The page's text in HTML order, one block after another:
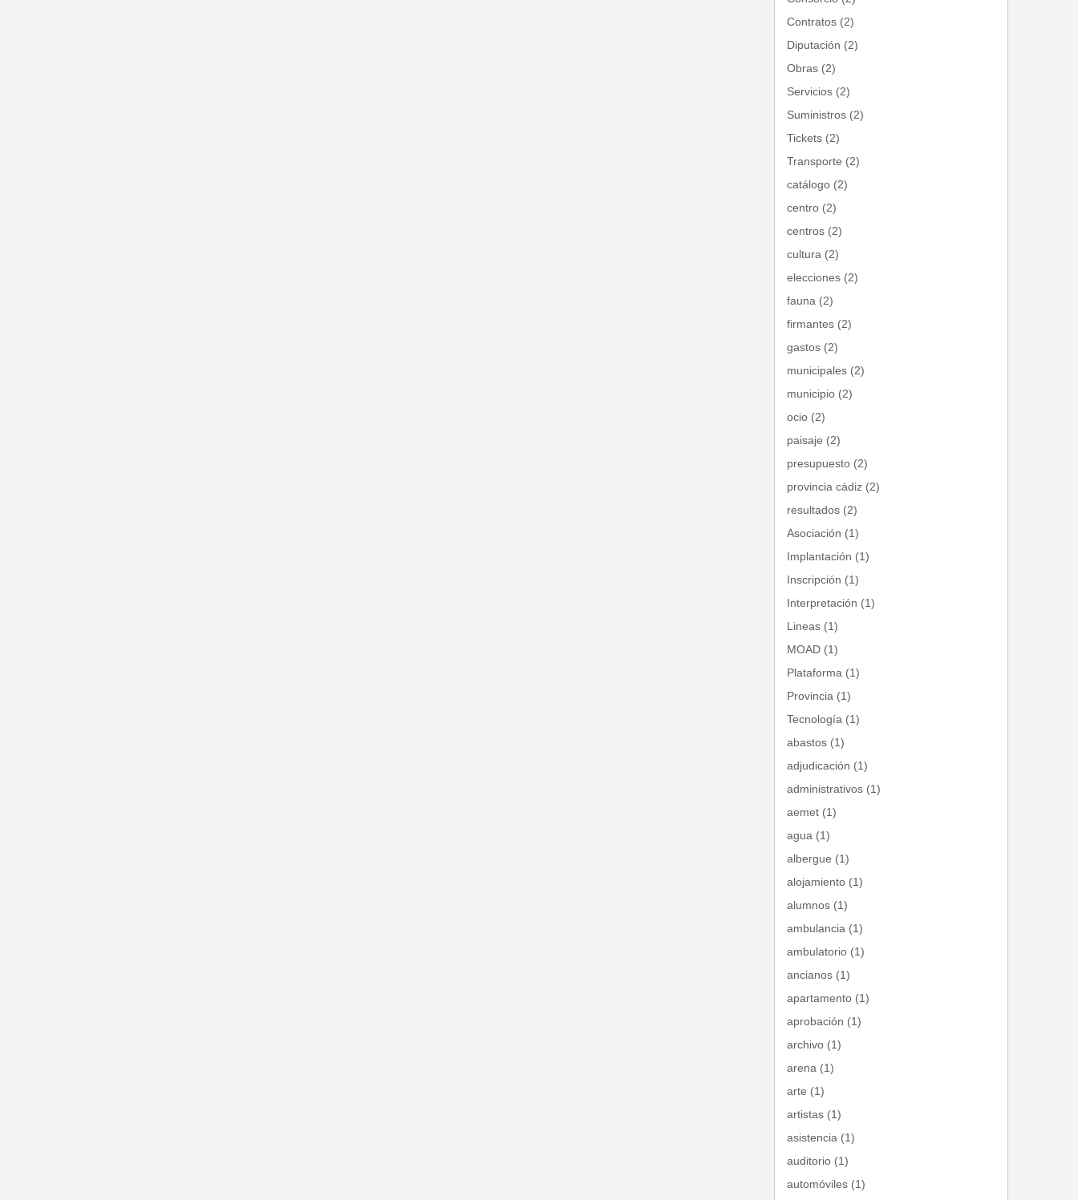
Contratos (2)
Diputación (2)
Obras (2)
Servicios (2)
Suministros (2)
Tickets (2)
Transporte (2)
catálogo (2)
centro (2)
centros (2)
cultura (2)
elecciones (2)
fauna (2)
firmantes (2)
gastos (2)
municipales (2)
municipio (2)
ocio (2)
paisaje (2)
presupuesto (2)
provincia cádiz (2)
resultados (2)
Asociación (1)
Implantación (1)
Inscripción (1)
Interpretación (1)
Lineas (1)
MOAD (1)
Plataforma (1)
Provincia (1)
Tecnología (1)
abastos (1)
adjudicación (1)
administrativos (1)
aemet (1)
agua (1)
albergue (1)
alojamiento (1)
alumnos (1)
ambulancia (1)
ambulatorio (1)
ancianos (1)
apartamento (1)
aprobación (1)
archivo (1)
arena (1)
arte (1)
artistas (1)
asistencia (1)
auditorio (1)
automóviles (1)